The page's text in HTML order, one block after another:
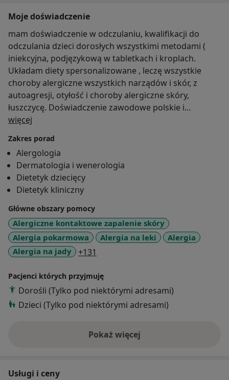
Moje doświadczenie
mam doświadczenie w odczulaniu, kwalifikacji do
odczulania dzieci dorosłych wszystkimi metodami (
iniekcyjna, podjęzykową w tabletkach i kroplach.
Układam diety spersonalizowane , leczę wszystkie
choroby alergiczne wszystkich narządów i skór, z
autoagresji, otyłość i choroby alergiczne skóry,
łuszczycę. Doświadczenie zawodowe polskie i
zagraniczne, posługuję się swobodnie językiem
więcej
Zakres porad
Alergologia
Dermatologia i wenerologia
Dietetyk dziecięcy
Dietetyk kliniczny
Główne obszary pomocy
Alergiczne kontaktowe zapalenie skóry
Alergia pokarmowa
Alergia na leki
Alergia
Alergia na jady
+131
Pacjenci których przyjmuję
Dorośli (Tylko pod niektórymi adresami)
Dzieci (Tylko pod niektórymi adresami)
Pokaż więcejo doświadczeniu
Usługi i ceny